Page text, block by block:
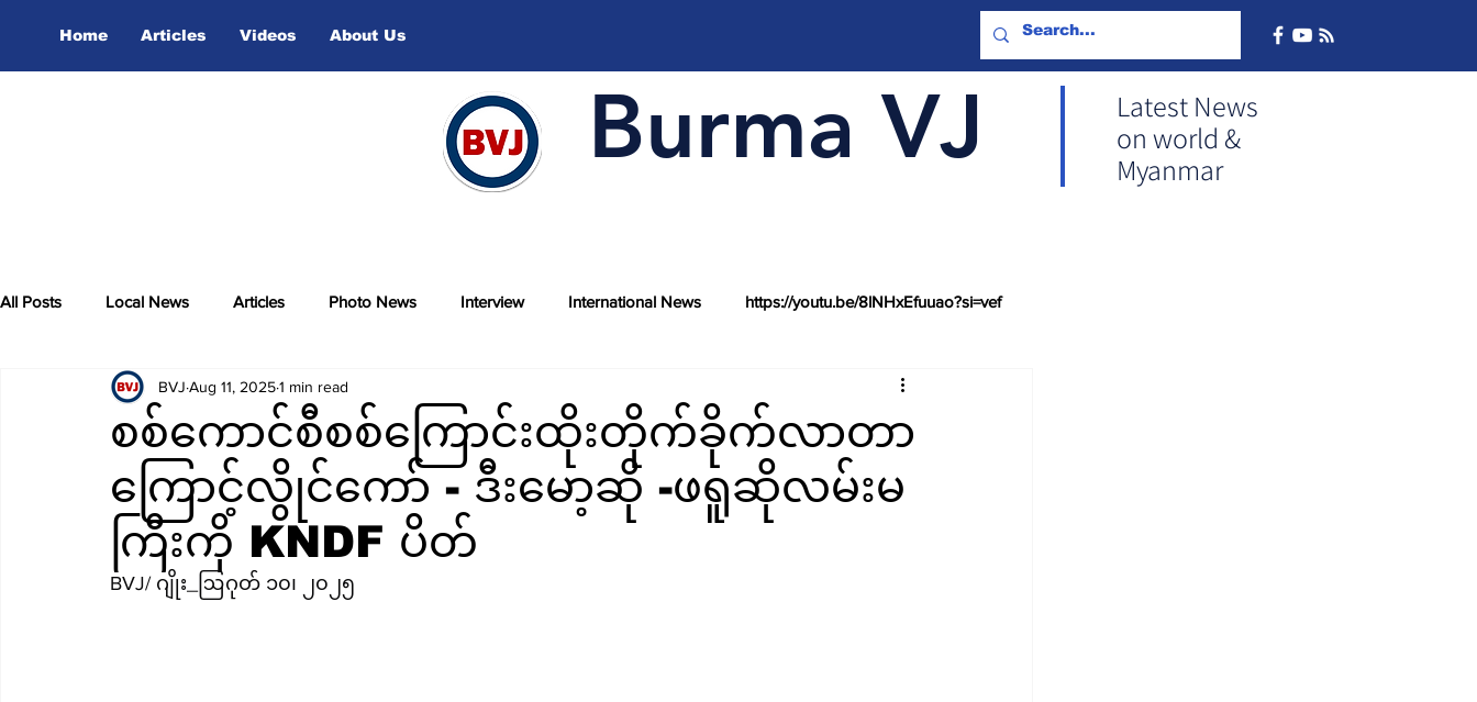
Home Articles Videos About Us
Burma VJ
Latest News
on world &
Myanmar
All Posts Local News Articles Photo News Interview International News https://youtu.be/8lNHxEfuuao?si=vef
Video
စစ်ကောင်စီစစ်ကြောင်းထိုးတိုက်ခိုက်လာတာ
ကြောင့်လွိုင်ကော် - ဒီးမော့ဆို -ဖရူဆိုလမ်းမ
ကြီးကို KNDF ပိတ်
BVJ Aug 11, 20251 min read
BVJ/ ဂျိုး_ဩဂုတ် ၁၀၊ ၂၀၂၅